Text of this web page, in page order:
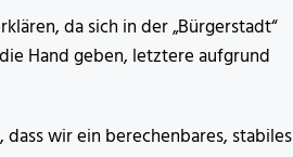
da sich in der „Bürgerstadt“
Hand geben, letztere aufgrund
wir ein berechenbares, stabiles